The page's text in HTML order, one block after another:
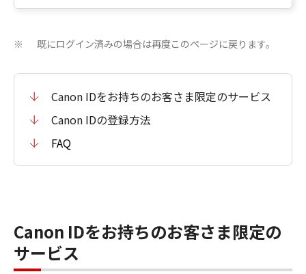
※ 既にログイン済みの場合は再度このページに戻ります。
Canon IDをお持ちのお客さま限定のサービス
Canon IDの登録方法
FAQ
Canon IDをお持ちのお客さま限定の
サービス